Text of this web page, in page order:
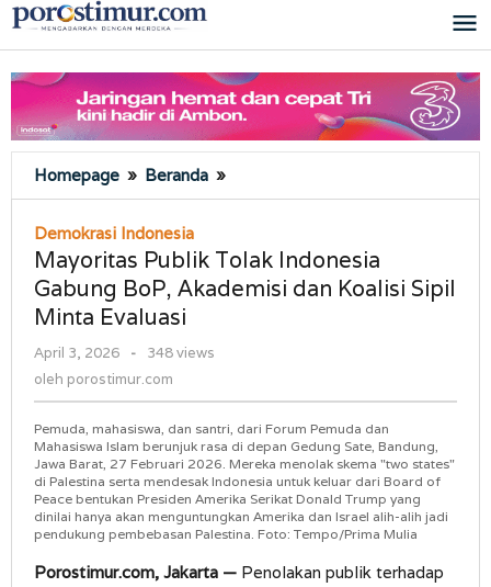
Lewati
ke
Homepage » Beranda »
Publik
Indonesia
Gabung
BoP,
Evaluasi
Demokrasi Indonesia
Mayoritas Publik Tolak Indonesia
Gabung BoP, Akademisi dan Koalisi Sipil
Minta Evaluasi
April 3, 2026
oleh
-
348 views
oleh porostimur.com
Pemuda, mahasiswa, dan santri, dari Forum Pemuda dan
Mahasiswa Islam berunjuk rasa di depan Gedung Sate, Bandung,
Jawa Barat, 27 Februari 2026. Mereka menolak skema "two states"
di Palestina serta mendesak Indonesia untuk keluar dari Board of
Peace bentukan Presiden Amerika Serikat Donald Trump yang
dinilai hanya akan menguntungkan Amerika dan Israel alih-alih jadi
pendukung pembebasan Palestina. Foto: Tempo/Prima Mulia
Porostimur.com, Jakarta — Penolakan publik terhadap